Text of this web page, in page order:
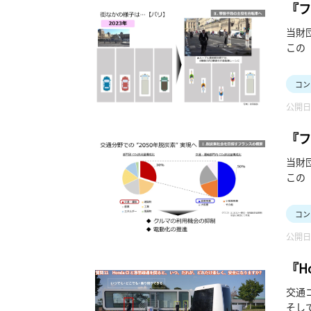
『
当財
この
コ
公開
『
当財
この
コ
公開
『
回
交通
そし